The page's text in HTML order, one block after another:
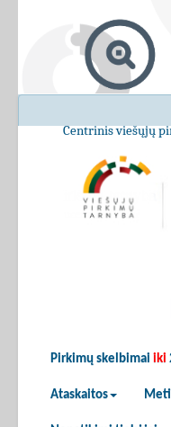
Centrinis viešųjų
Pirkimų skelbimai iki
Ataskaitos